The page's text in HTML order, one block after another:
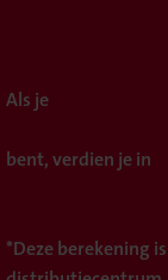
Als je
bent, verdien je in
*Deze berekening